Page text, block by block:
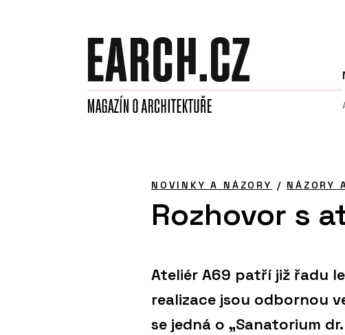
NOVINKY A NÁZORY / NÁZORY
Rozhovor s
Ateliér A69 patří již řadu
realizace jsou odbornou
se jedná o „Sanatorium